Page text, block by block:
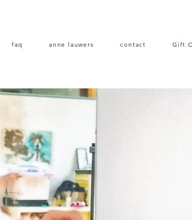
faq anne lauwers contact Gift
stof
op maat en
wensen aan.
unieke